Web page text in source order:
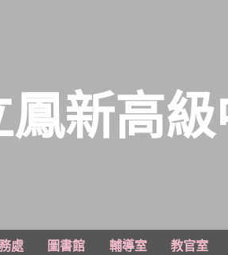
鳳新高
處 圖書館 輔導室 教官室